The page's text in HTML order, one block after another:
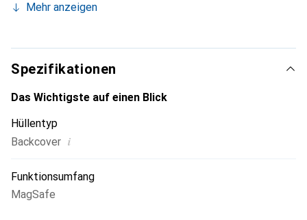
unverzichtbaren Accessoire für Ihr Smartphone.
die Marke Noreve eine zuverlässige Wahl für eine
anspruchsvolle Kundschaft.
Mehr anzeigen
Spezifikationen
Das Wichtigste auf einen Blick
Hüllentyp
Backcover i
Funktionsumfang
MagSafe